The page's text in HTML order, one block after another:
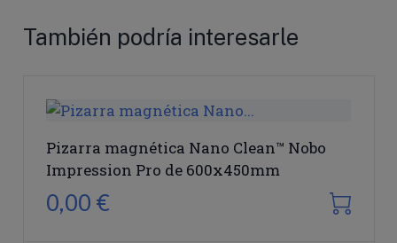
También podría interesarle
Pizarra magnética Nano Clean™ Nobo
Impression Pro de 600x450mm
0,00 €